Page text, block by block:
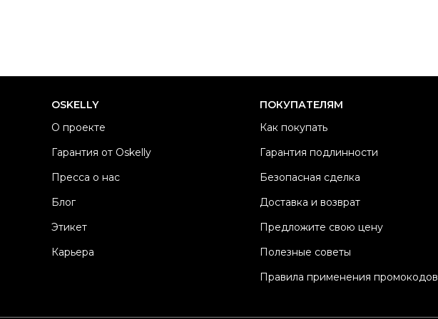
OSKELLY
О проекте
Гарантия от Oskelly
Пресса о нас
Блог
Этикет
Карьера
ПОКУПАТЕЛЯМ
Как покупать
Гарантия подлинности
Безопасная сделка
Доставка и возврат
Предложите свою цену
Полезные советы
Правила применения промокодов